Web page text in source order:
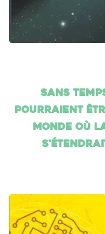
Sans
pourraient
monde où